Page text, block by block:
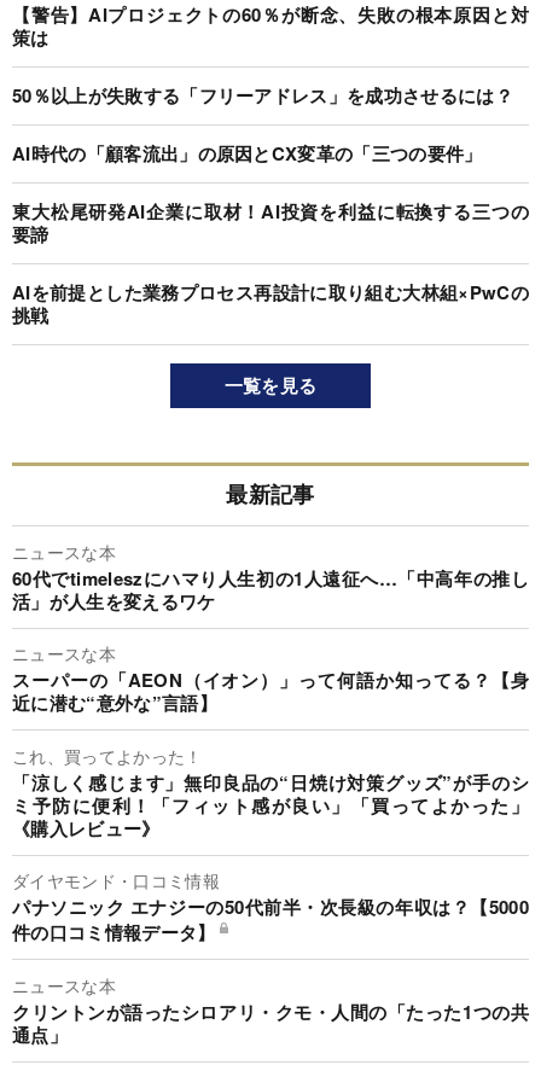
【警告】AIプロジェクトの60％が断念、失敗の根本原因と対
策は
50％以上が失敗する「フリーアドレス」を成功させるには？
AI時代の「顧客流出」の原因とCX変革の「三つの要件」
東大松尾研発AI企業に取材！AI投資を利益に転換する三つの
要諦
AIを前提とした業務プロセス再設計に取り組む大林組×PwCの
挑戦
一覧を見る
最新記事
ニュースな本
60代でtimeleszにハマり人生初の1人遠征へ…「中高年の推し
活」が人生を変えるワケ
ニュースな本
スーパーの「AEON（イオン）」って何語か知ってる？【身
近に潜む“意外な”言語】
これ、買ってよかった！
「涼しく感じます」無印良品の“日焼け対策グッズ”が手のシ
ミ予防に便利！「フィット感が良い」「買ってよかった」
《購入レビュー》
ダイヤモンド・口コミ情報
パナソニック エナジーの50代前半・次長級の年収は？【5000
件の口コミ情報データ】
ニュースな本
クリントンが語ったシロアリ・クモ・人間の「たった1つの共
通点」